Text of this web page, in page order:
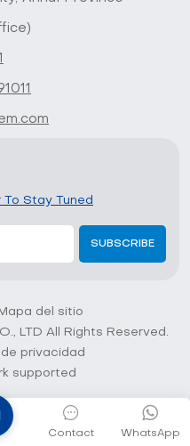
Stay Tuned
Mapa del sitio
LTD All Rights Reserved.
privacidad
supported
WhatsApp
Contact